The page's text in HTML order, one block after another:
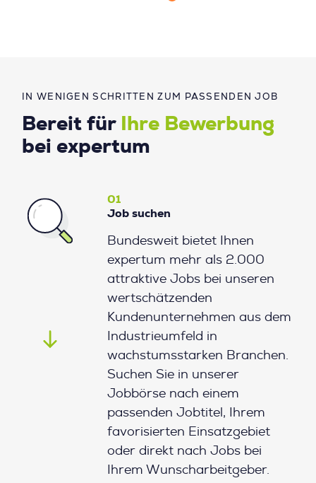
IN WENIGEN SCHRITTEN ZUM PASSENDEN JOB
Bereit für
Ihre Bewerbung
bei expertum
01
Job suchen
Bundesweit bietet Ihnen
expertum mehr als 2.000
attraktive Jobs bei unseren
wertschätzenden
Kundenunternehmen aus dem
Industrieumfeld in
wachstumsstarken Branchen.
Suchen Sie in unserer
Jobbörse nach einem
passenden Jobtitel, Ihrem
favorisierten Einsatzgebiet
oder direkt nach Jobs bei
Ihrem Wunscharbeitgeber.